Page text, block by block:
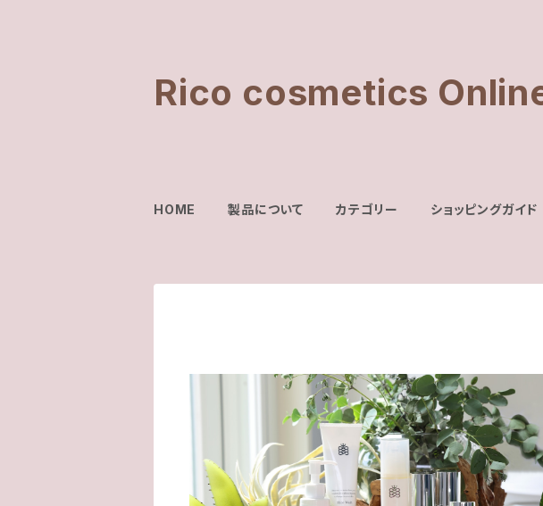
Rico cosmetics
HOME 製品について カテゴリー ショッピングガイド